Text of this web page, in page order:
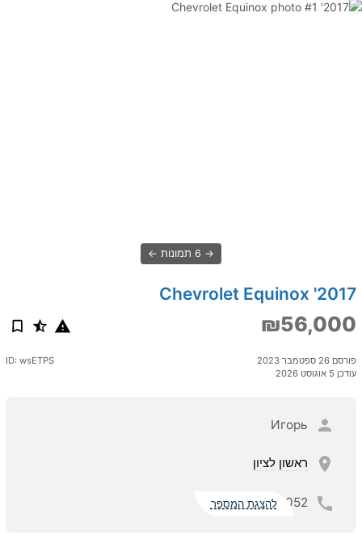
6 תמונות
2017' Chevrolet Equinox
₪56,000
פורסם 26 ספטמבר 2023
עודכן 5 אוגוסט 2026
ID: wsETPS
Игорь
ראשון לציון
052 להצגת המספר